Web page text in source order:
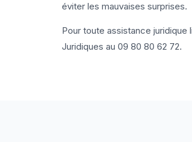
éviter les mauvaises surprises.
Pour toute assistance
Juridiques au 09 80 80 62 72.